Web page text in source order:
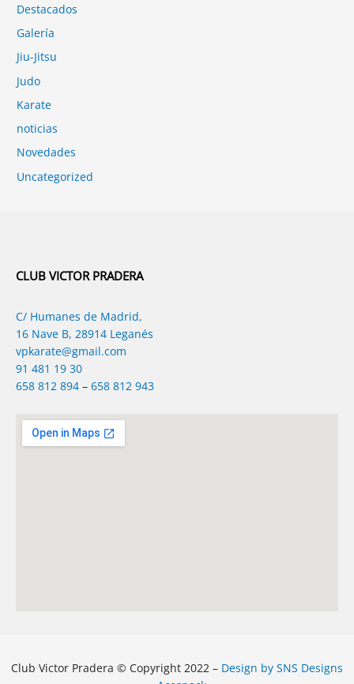
Destacados
Galería
Jiu-Jitsu
Judo
Karate
noticias
Novedades
Uncategorized
CLUB VICTOR PRADERA
C/ Humanes de Madrid,
16 Nave B, 28914 Leganés
vpkarate@gmail.com
91 481 19 30
658 812 894 – 658 812 943
Club Victor Pradera © Copyright 2022 – Design by SNS Designs